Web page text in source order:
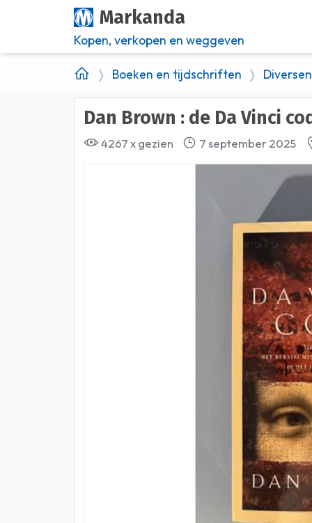
Markanda
Kopen, verkopen en weggeven
Boeken en tijdschriften Diversen
Dan Brown : de Da Vinci
4267 x gezien 7 september 2025